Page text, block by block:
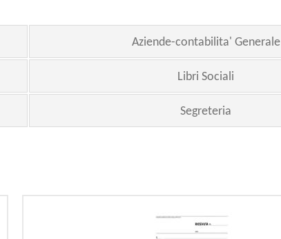
Aziende-contabilita' Generale
Libri Sociali
Segreteria